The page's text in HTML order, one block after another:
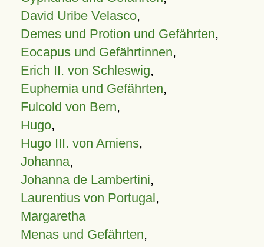
David Uribe Velasco,
Demes und Protion und Gefährten,
Eocapus und Gefährtinnen,
Erich II. von Schleswig,
Euphemia und Gefährten,
Fulcold von Bern,
Hugo,
Hugo III. von Amiens,
Johanna,
Johanna de Lambertini,
Laurentius von Portugal,
Margaretha
Menas und Gefährten,